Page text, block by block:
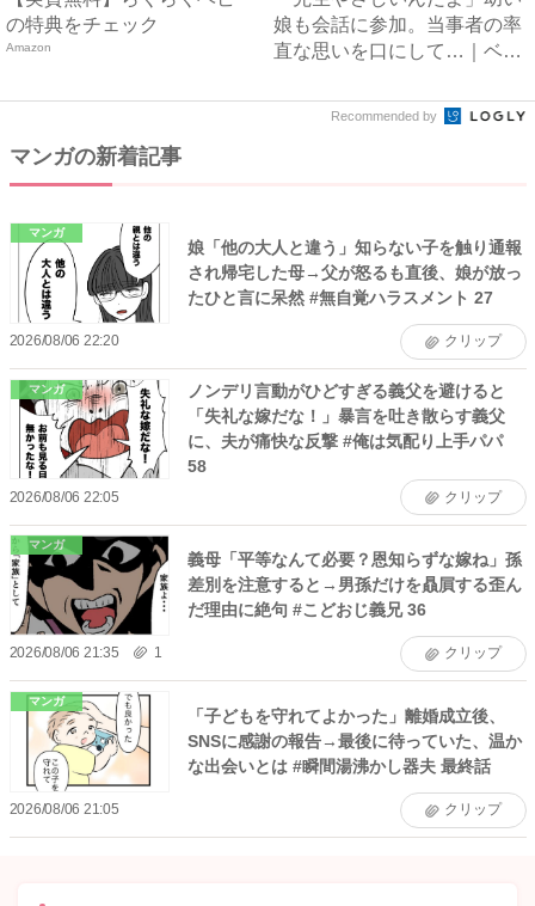
の特典をチェック
Amazon
娘も会話に参加。当事者の率
直な思いを口にして…｜ベビ
Recommended by
マンガの新着記事
マンガ
娘「他の大人と違う」知らない子を触り通報
され帰宅した母→父が怒るも直後、娘が放っ
たひと言に呆然 #無自覚ハラスメント 27
2026/08/06 22:20 クリップ
マンガ
ノンデリ言動がひどすぎる義父を避けると
「失礼な嫁だな！」暴言を吐き散らす義父
に、夫が痛快な反撃 #俺は気配り上手パパ
58
2026/08/06 22:05 クリップ
マンガ
義母「平等なんて必要？恩知らずな嫁ね」孫
差別を注意すると→男孫だけを贔屓する歪ん
だ理由に絶句 #こどおじ義兄 36
2026/08/06 21:35 1 クリップ
マンガ
「子どもを守れてよかった」離婚成立後、
SNSに感謝の報告→最後に待っていた、温か
な出会いとは #瞬間湯沸かし器夫 最終話
2026/08/06 21:05 クリップ